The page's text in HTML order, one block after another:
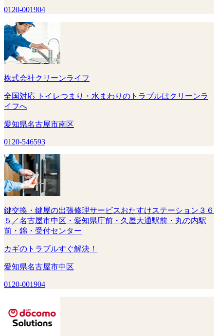
0120-001904
株式会社クリーンライフ
全国対応 トイレつまり・水まわりのトラブルはクリーンラ
イフへ
愛知県名古屋市南区
0120-546593
鍵交換・鍵屋の出張修理サービスおたすけステーション３６
５／名古屋市中区・愛知県庁前・久屋大通駅前・丸の内駅
前・錦・受付センター
カギのトラブルすぐ解決！
愛知県名古屋市中区
0120-001904